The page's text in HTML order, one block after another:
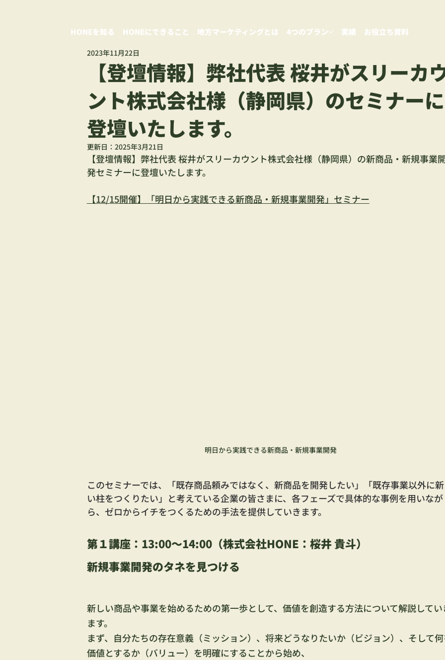
HONEを知る HONEにできること 地方マーケティングとは 4つのプラン 実績 お役立ち資料
【登壇情報】弊社代表 桜井がスリーカ
ント株式会社様（静岡県）のセミナーに
登壇いたします。
2023年11月22日
更新日： 2025年3月21日
【登壇情報】弊社代表 桜井がスリーカウント株式会社様（静岡県）の新商品・新規事業
発セミナーに登壇いたします。
【12/15開催】「明日から実践できる新商品・新規事業開発」セミナー
明日から実践できる新商品・新規事業開発
このセミナーでは、「既存商品頼みではなく、新商品を開発したい」「既存事業以外に
い柱をつくりたい」と考えている企業の皆さまに、各フェーズで具体的な事例を用いなが
ら、ゼロからイチをつくるための手法を提供していきます。
第１講座：13:00～14:00（株式会社HONE：桜井 貴斗）
新規事業開発のタネを見つける
新しい商品や事業を始めるための第一歩として、価値を創造する方法について解説してい
ます。
まず、自分たちの存在意義（ミッション）、将来どうなりたいか（ビジョン）、そして
価値とするか（バリュー）を明確にすることから始め、